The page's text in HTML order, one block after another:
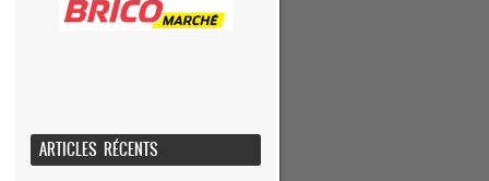
ARTICLES RÉCENTS